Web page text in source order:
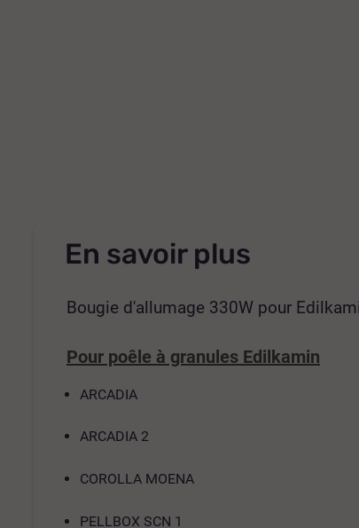
En savoir plus
Bougie d'allumage 330W pour
Pour poêle à granules Edilkamin
ARCADIA
ARCADIA 2
COROLLA MOENA
PELLBOX SCN 1